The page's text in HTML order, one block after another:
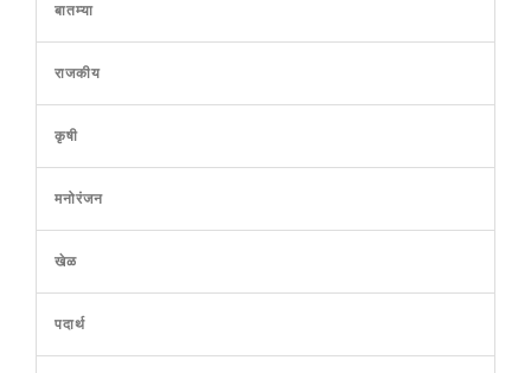
बातम्या
राजकीय
कृषी
मनोरंजन
खेळ
पदार्थ